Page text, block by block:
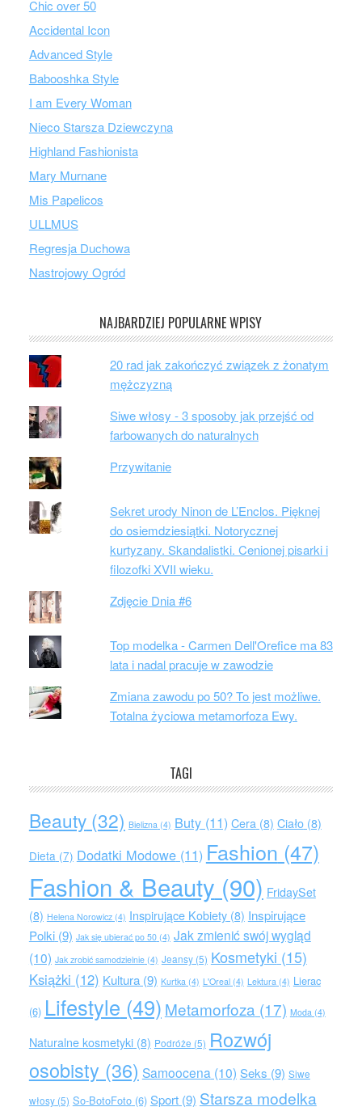
Chic over 50
Accidental Icon
Advanced Style
Babooshka Style
I am Every Woman
Nieco Starsza Dziewczyna
Highland Fashionista
Mary Murnane
Mis Papelicos
ULLMUS
Regresja Duchowa
Nastrojowy Ogród
NAJBARDZIEJ POPULARNE WPISY
20 rad jak zakończyć związek z żonatym
mężczyzną
Siwe włosy - 3 sposoby jak przejść od
farbowanych do naturalnych
Przywitanie
Sekret urody Ninon de L’Enclos. Pięknej
do osiemdziesiątki. Notorycznej
kurtyzany. Skandalistki. Cenionej pisarki i
filozofki XVII wieku.
Zdjęcie Dnia #6
Top modelka - Carmen Dell'Orefice ma 83
lata i nadal pracuje w zawodzie
Zmiana zawodu po 50? To jest możliwe.
Totalna życiowa metamorfoza Ewy.
TAGI
Beauty(32) Bielizna(4) Buty(11) Cera(8) Ciało(8)
Dieta(7) Dodatki Modowe(11) Fashion (47)
Fashion & Beauty (90) FridaySet
(8) Helena Norowicz(4) Inspirujące Kobiety(8) Inspirujące
Polki(9) Jak się ubierać po 50(4) Jak zmienić swój wygląd
(10) Jak zrobić samodzielnie(4) Jeansy(5) Kosmetyki (15)
Książki (12) Kultura(9) Kurtka(4) L'Oreal(4) Lektura(4) Lierac
(6) Lifestyle (49) Metamorfoza (17) Moda(4)
Naturalne kosmetyki(8) Podróże (5) Rozwój
osobisty (36) Samoocena (10) Seks (9) Siwe
włosy(5) So-BotoFoto(6) Sport(9) Starsza modelka